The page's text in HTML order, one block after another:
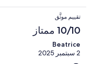
تقييم موثَّق
10/10 ممتاز
Beatrice
2 سبتمبر 2025